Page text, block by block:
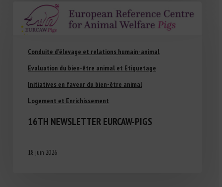
Conduite d'élevage et relations humain-animal
Evaluation du bien-être animal et Etiquetage
Initiatives en faveur du bien-être animal
Logement et Enrichissement
16TH NEWSLETTER EURCAW-PIGS
18 juin 2026